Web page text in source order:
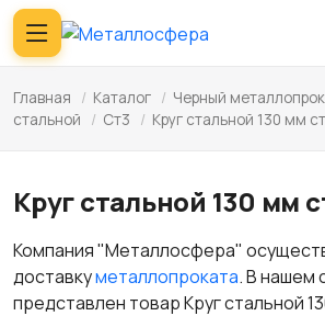
Главная / Каталог / Черный
стальной
/ Ст3 / Круг стальной 130 мм
Круг стальной 130 мм
Компания "Металлосфера"
доставкуметаллопроката. В нашем
представлен товар Круг стальной